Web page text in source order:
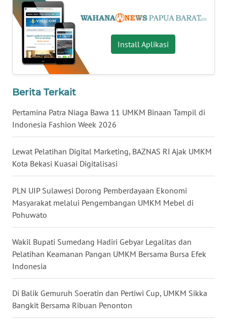
Install Aplikasi
Berita Terkait
Pertamina Patra Niaga Bawa 11 UMKM Binaan Tampil di
Indonesia Fashion Week 2026
Lewat Pelatihan Digital Marketing, BAZNAS RI Ajak UMKM
Kota Bekasi Kuasai Digitalisasi
PLN UIP Sulawesi Dorong Pemberdayaan Ekonomi
Masyarakat melalui Pengembangan UMKM Mebel di
Pohuwato
Wakil Bupati Sumedang Hadiri Gebyar Legalitas dan
Pelatihan Keamanan Pangan UMKM Bersama Bursa Efek
Indonesia
Di Balik Gemuruh Soeratin dan Pertiwi Cup, UMKM Sikka
Bangkit Bersama Ribuan Penonton
WN
KALTARA
WN
KALSEL
WN
WN
WN
SULUT
WN
MALUKU
WN
MALUT
WN